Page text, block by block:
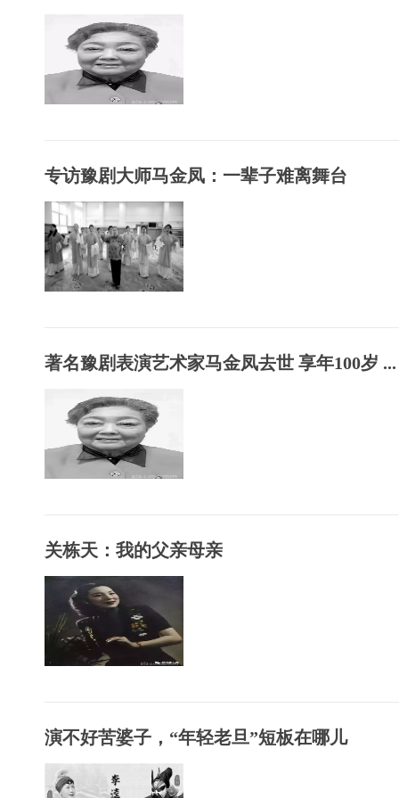
专访豫剧大师马金凤：一辈子难离舞台
著名豫剧表演艺术家马金凤去世 享年100岁 ...
关栋天：我的父亲母亲
演不好苦婆子，“年轻老旦”短板在哪儿